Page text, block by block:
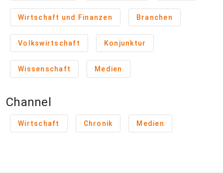
Wirtschaft und Finanzen Branchen
Volkswirtschaft Konjunktur
Wissenschaft Medien
Channel
Wirtschaft Chronik Medien